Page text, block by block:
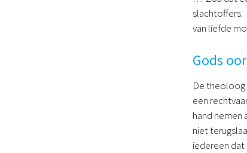
slachtoffers.
van liefde
Gods
De theoloog
een
hand nemen
niet
iedereen dat